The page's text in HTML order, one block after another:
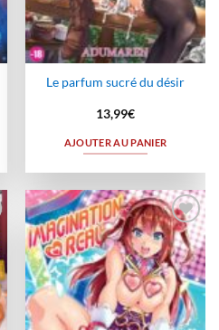
Le parfum sucré du désir
13,99€
AJOUTER AU PANIER
Ajouter
à la
wishlist